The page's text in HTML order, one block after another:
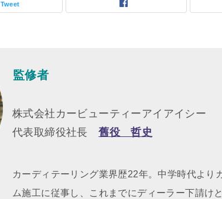
Tweet
監修者
株式会社カービューティーアイアイシー
代表取締役社長舊役 哲史
カーディテーリング業界歴22年。中学時代より
ム施工に従事し、これまでにディーラー下請け